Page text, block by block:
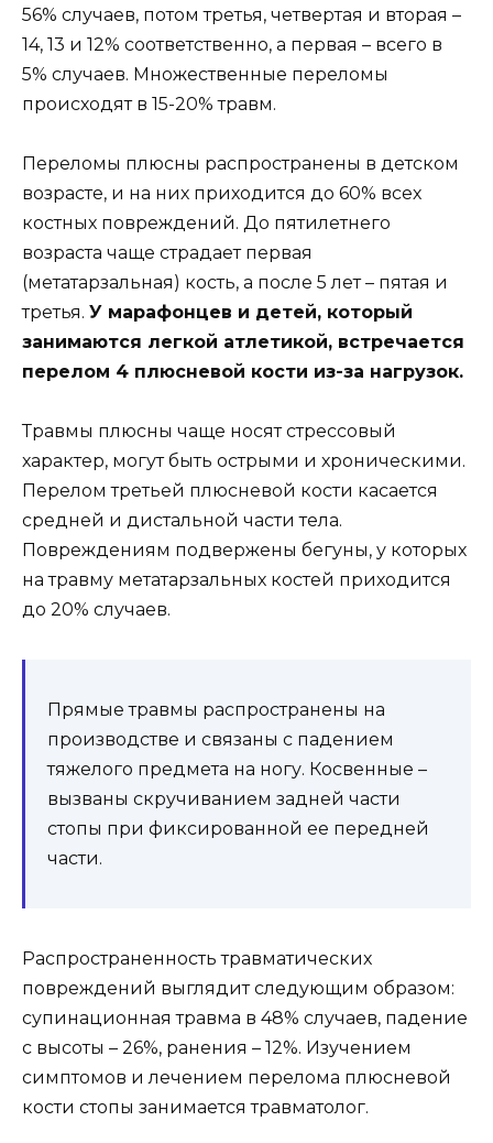
56% случаев, потом третья, четвертая и вторая –
14, 13 и 12% соответственно, а первая – всего в
5% случаев. Множественные переломы
происходят в 15-20% травм.
Переломы плюсны распространены в детском
возрасте, и на них приходится до 60% всех
костных повреждений. До пятилетнего
возраста чаще страдает первая
(метатарзальная) кость, а после 5 лет – пятая и
третья. У марафонцев и детей, который
занимаются легкой атлетикой, встречается
перелом 4 плюсневой кости из-за нагрузок.
Травмы плюсны чаще носят стрессовый
характер, могут быть острыми и хроническими.
Перелом третьей плюсневой кости касается
средней и дистальной части тела.
Повреждениям подвержены бегуны, у которых
на травму метатарзальных костей приходится
до 20% случаев.
Прямые травмы распространены на
производстве и связаны с падением
тяжелого предмета на ногу. Косвенные –
вызваны скручиванием задней части
стопы при фиксированной ее передней
части.
Распространенность травматических
повреждений выглядит следующим образом:
супинационная травма в 48% случаев, падение
с высоты – 26%, ранения – 12%. Изучением
симптомов и лечением перелома плюсневой
кости стопы занимается травматолог.